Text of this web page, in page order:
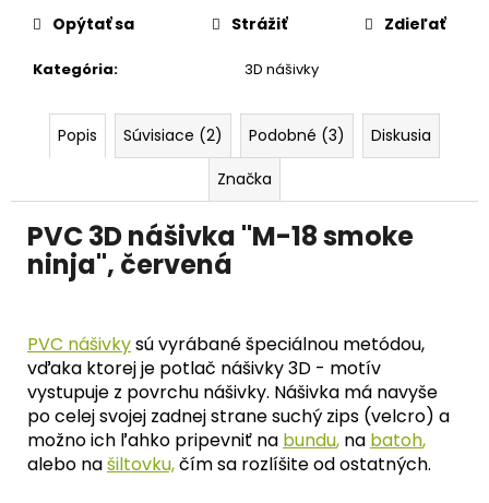
Kategória: 3D nášivky
Opýtať sa Strážiť Zdieľať
Popis Súvisiace (2) Podobné (3)
Diskusia
Značka
PVC 3D nášivka "M-18 smoke
ninja", červená
PVC nášivkysú vyrábané špeciálnou metódou,
vďaka ktorej je potlač nášivky 3D - motív
vystupuje z povrchu nášivky. Nášivka má navyše
po celej svojej zadnej strane suchý zips (velcro) a
možno ich ľahko pripevniť na bundu, na batoh,
alebo našiltovku,čím sa rozlíšite od ostatných.
ú
č